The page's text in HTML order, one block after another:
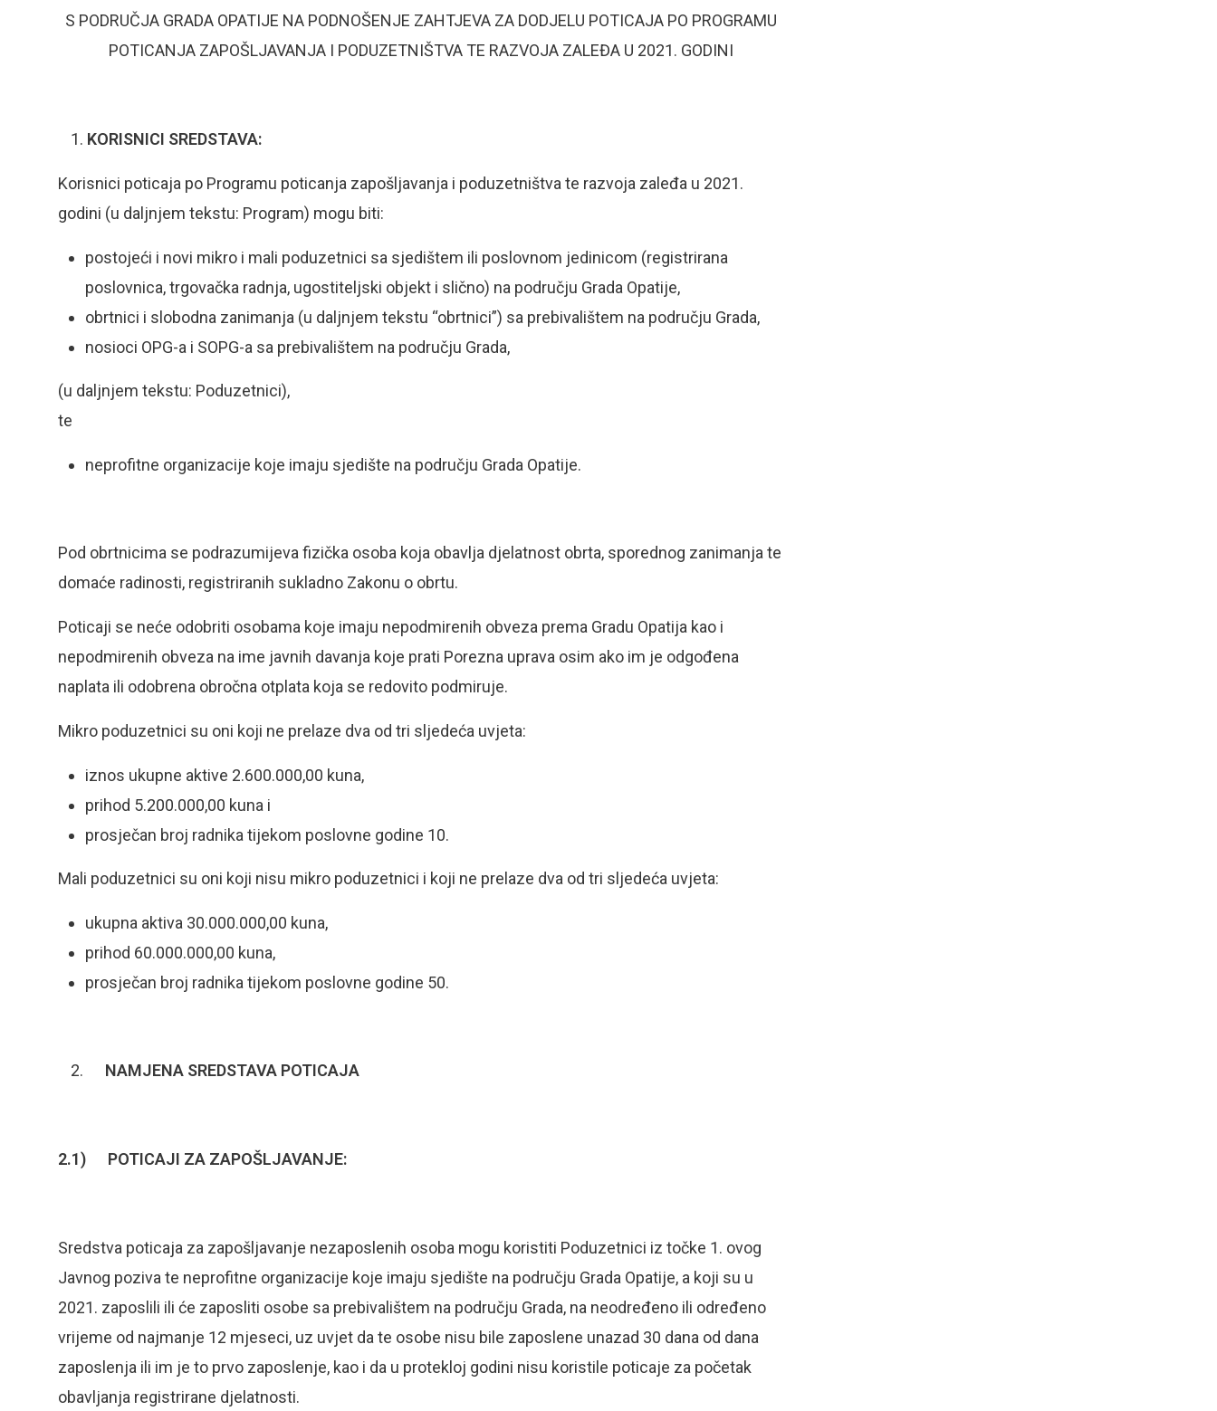
S PODRUČJA GRADA OPATIJE NA PODNOŠENJE ZAHTJEVA ZA DODJELU POTICAJA PO PROGRAMU
POTICANJA ZAPOŠLJAVANJA I PODUZETNIŠTVA TE RAZVOJA ZALEĐA U 2021. GODINI
KORISNICI SREDSTAVA:
Korisnici poticaja po Programu poticanja zapošljavanja i poduzetništva te razvoja zaleđa u 2021.
godini (u daljnjem tekstu: Program) mogu biti:
postojeći i novi mikro i mali poduzetnici sa sjedištem ili poslovnom jedinicom (registrirana
poslovnica, trgovačka radnja, ugostiteljski objekt i slično) na području Grada Opatije,
obrtnici i slobodna zanimanja (u daljnjem tekstu “obrtnici”) sa prebivalištem na području Grada,
nosioci OPG-a i SOPG-a sa prebivalištem na području Grada,
(u daljnjem tekstu: Poduzetnici),
te
neprofitne organizacije koje imaju sjedište na području Grada Opatije.
Pod obrtnicima se podrazumijeva fizička osoba koja obavlja djelatnost obrta, sporednog zanimanja te
domaće radinosti, registriranih sukladno Zakonu o obrtu.
Poticaji se neće odobriti osobama koje imaju nepodmirenih obveza prema Gradu Opatija kao i
nepodmirenih obveza na ime javnih davanja koje prati Porezna uprava osim ako im je odgođena
naplata ili odobrena obročna otplata koja se redovito podmiruje.
Mikro poduzetnici su oni koji ne prelaze dva od tri sljedeća uvjeta:
iznos ukupne aktive 2.600.000,00 kuna,
prihod 5.200.000,00 kuna i
prosječan broj radnika tijekom poslovne godine 10.
Mali poduzetnici su oni koji nisu mikro poduzetnici i koji ne prelaze dva od tri sljedeća uvjeta:
ukupna aktiva 30.000.000,00 kuna,
prihod 60.000.000,00 kuna,
prosječan broj radnika tijekom poslovne godine 50.
NAMJENA SREDSTAVA POTICAJA
2.1) POTICAJI ZA ZAPOŠLJAVANJE:
Sredstva poticaja za zapošljavanje nezaposlenih osoba mogu koristiti Poduzetnici iz točke 1. ovog
Javnog poziva te neprofitne organizacije koje imaju sjedište na području Grada Opatije, a koji su u
2021. zaposlili ili će zaposliti osobe sa prebivalištem na području Grada, na neodređeno ili određeno
vrijeme od najmanje 12 mjeseci, uz uvjet da te osobe nisu bile zaposlene unazad 30 dana od dana
zaposlenja ili im je to prvo zaposlenje, kao i da u protekloj godini nisu koristile poticaje za početak
obavljanja registrirane djelatnosti.